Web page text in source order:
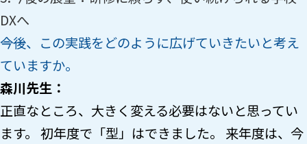
DXへ
――今後、この実践をどのように広げていきたいと考え
ていますか。
森川先生：
正直なところ、大きく変える必要はないと思ってい
ます。 初年度で「型」はできました。 来年度は、今